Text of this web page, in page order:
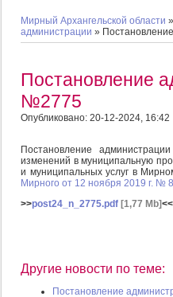
Мирный Архангельской области »
администрации »
Постановление
№2775
Опубликовано: 20-12-2024, 16:42
Постановление
изменений в муниципальную
и муниципальных услуг в
Мирного от 12 ноября 2019 г. №
>>post24_n_2775.pdf [1,77 Mb]<<
Другие новости по теме:
Постановление